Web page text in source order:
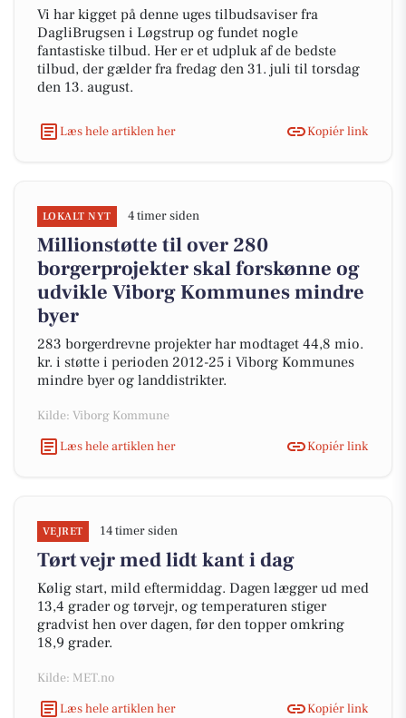
Vi har kigget på denne uges tilbudsaviser fra
DagliBrugsen i Løgstrup og fundet nogle
fantastiske tilbud. Her er et udpluk af de bedste
tilbud, der gælder fra fredag den 31. juli til torsdag
den 13. august.
Læs hele artiklen her Kopiér link
LOKALT NYT 4 timer siden
Millionstøtte til over 280
borgerprojekter skal forskønne og
udvikle Viborg Kommunes mindre
byer
283 borgerdrevne projekter har modtaget 44,8 mio.
kr. i støtte i perioden 2012-25 i Viborg Kommunes
mindre byer og landdistrikter.
Kilde: Viborg Kommune
Læs hele artiklen her
Kopiér link
VEJRET 14 timer siden
Tørt vejr med lidt kant i dag
Kølig start, mild eftermiddag. Dagen lægger ud med
13,4 grader og tørvejr, og temperaturen stiger
gradvist hen over dagen, før den topper omkring
18,9 grader.
Kilde: MET.no
Læs hele artiklen her
Kopiér link